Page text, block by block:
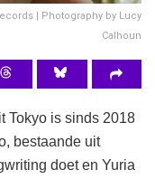
| Photography by Lucy
Calhoun
Tokyo is sinds 2018
bestaande uit
doet en Yuria